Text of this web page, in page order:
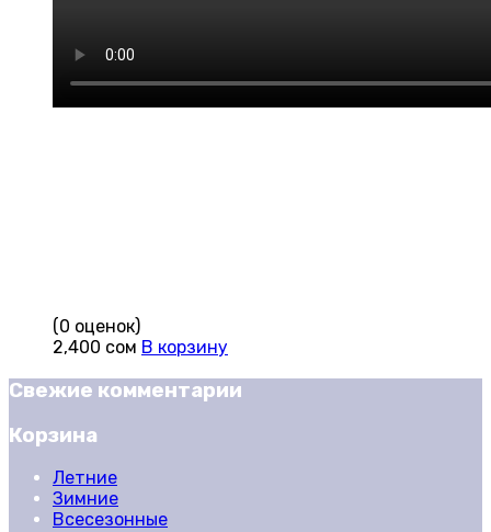
(0 оценок)
2,400 сом В корзину
Свежие комментарии
Корзина
Летние
Зимние
Всесезонные